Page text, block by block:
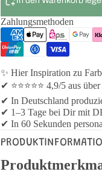
Zahlungsmethoden
✨ Hier Inspiration zu
✔ ⭐⭐⭐⭐⭐ 4,9/5 aus
✔ In Deutschland
✔ 1–3 Tage bei Dir mit
✔ In 60 Sekunden